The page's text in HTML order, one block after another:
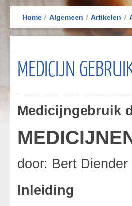
Home Algemeen Artikelen
MEDICIJN
Medicijngebruik
door: Bert Diender
Inleiding